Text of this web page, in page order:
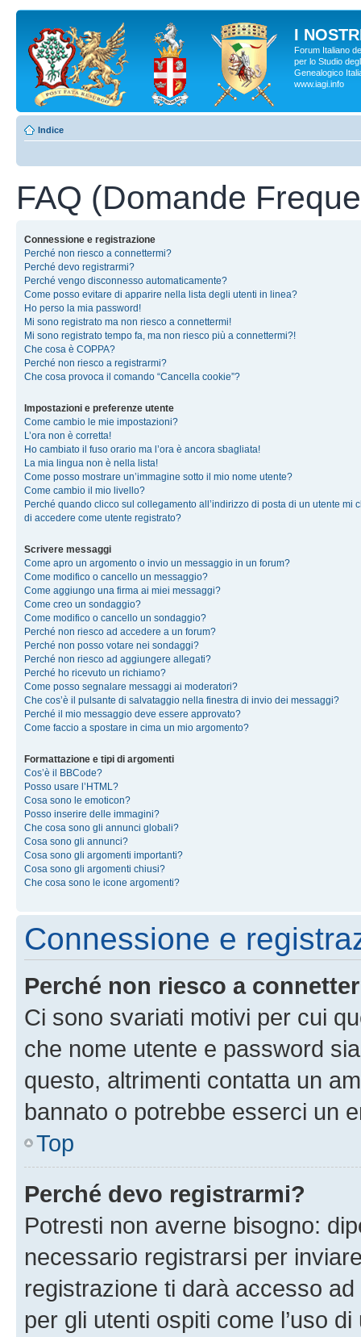
I
Forum Italiano
per lo Studio
Genealogico
www.iagi.info
Indice
FAQ (Domande
Connessione e registrazione
Perché non riesco a connettermi?
Perché devo registrarmi?
Perché vengo disconnesso automaticamente?
Come posso evitare di apparire nella lista degli utenti in linea?
Ho perso la mia password!
Mi sono registrato ma non riesco a connettermi!
Mi sono registrato tempo fa, ma non riesco più a connettermi?!
Che cosa è COPPA?
Perché non riesco a registrarmi?
Che cosa provoca il comando “Cancella cookie”?
Impostazioni e preferenze utente
Come cambio le mie impostazioni?
L’ora non è corretta!
Ho cambiato il fuso orario ma l’ora è ancora sbagliata!
La mia lingua non è nella lista!
Come posso mostrare un’immagine sotto il mio nome utente?
Come cambio il mio livello?
Perché quando clicco sul collegamento all’indirizzo di posta di un utente mi
di accedere come utente registrato?
Scrivere messaggi
Come apro un argomento o invio un messaggio in un forum?
Come modifico o cancello un messaggio?
Come aggiungo una firma ai miei messaggi?
Come creo un sondaggio?
Come modifico o cancello un sondaggio?
Perché non riesco ad accedere a un forum?
Perché non posso votare nei sondaggi?
Perché non riesco ad aggiungere allegati?
Perché ho ricevuto un richiamo?
Come posso segnalare messaggi ai moderatori?
Che cos’è il pulsante di salvataggio nella finestra di invio dei messaggi?
Perché il mio messaggio deve essere approvato?
Come faccio a spostare in cima un mio argomento?
Formattazione e tipi di argomenti
Cos’è il BBCode?
Posso usare l’HTML?
Cosa sono le emoticon?
Posso inserire delle immagini?
Che cosa sono gli annunci globali?
Cosa sono gli annunci?
Cosa sono gli argomenti importanti?
Cosa sono gli argomenti chiusi?
Che cosa sono le icone argomenti?
Connessione e
Perché non riesco a
Ci sono svariati motivi per cui
che nome utente e password
questo, altrimenti contatta un
bannato o potrebbe esserci un
Top
Perché devo registrarmi?
Potresti non averne bisogno:
necessario registrarsi per
registrazione ti darà accesso
per gli utenti ospiti come l’uso